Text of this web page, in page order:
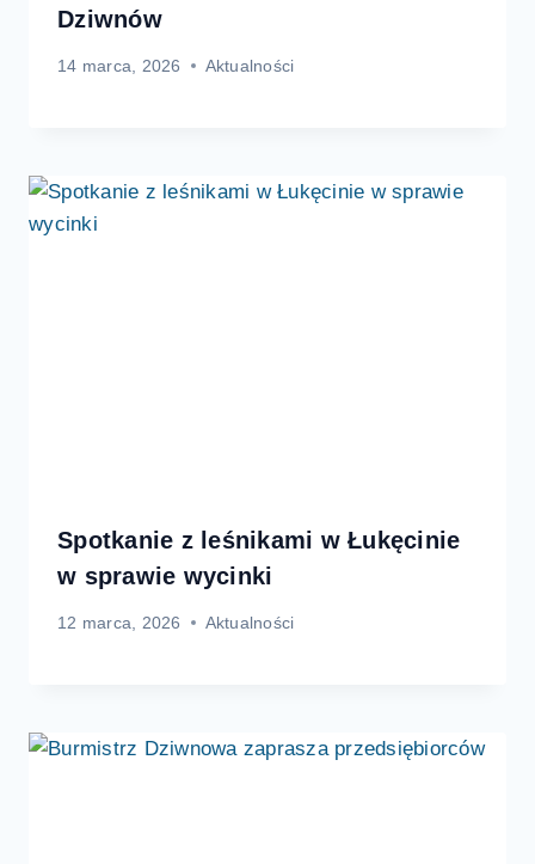
Dziwnów
14 marca, 2026 Aktualności
Spotkanie z leśnikami w Łukęcinie
w sprawie wycinki
12 marca, 2026 Aktualności